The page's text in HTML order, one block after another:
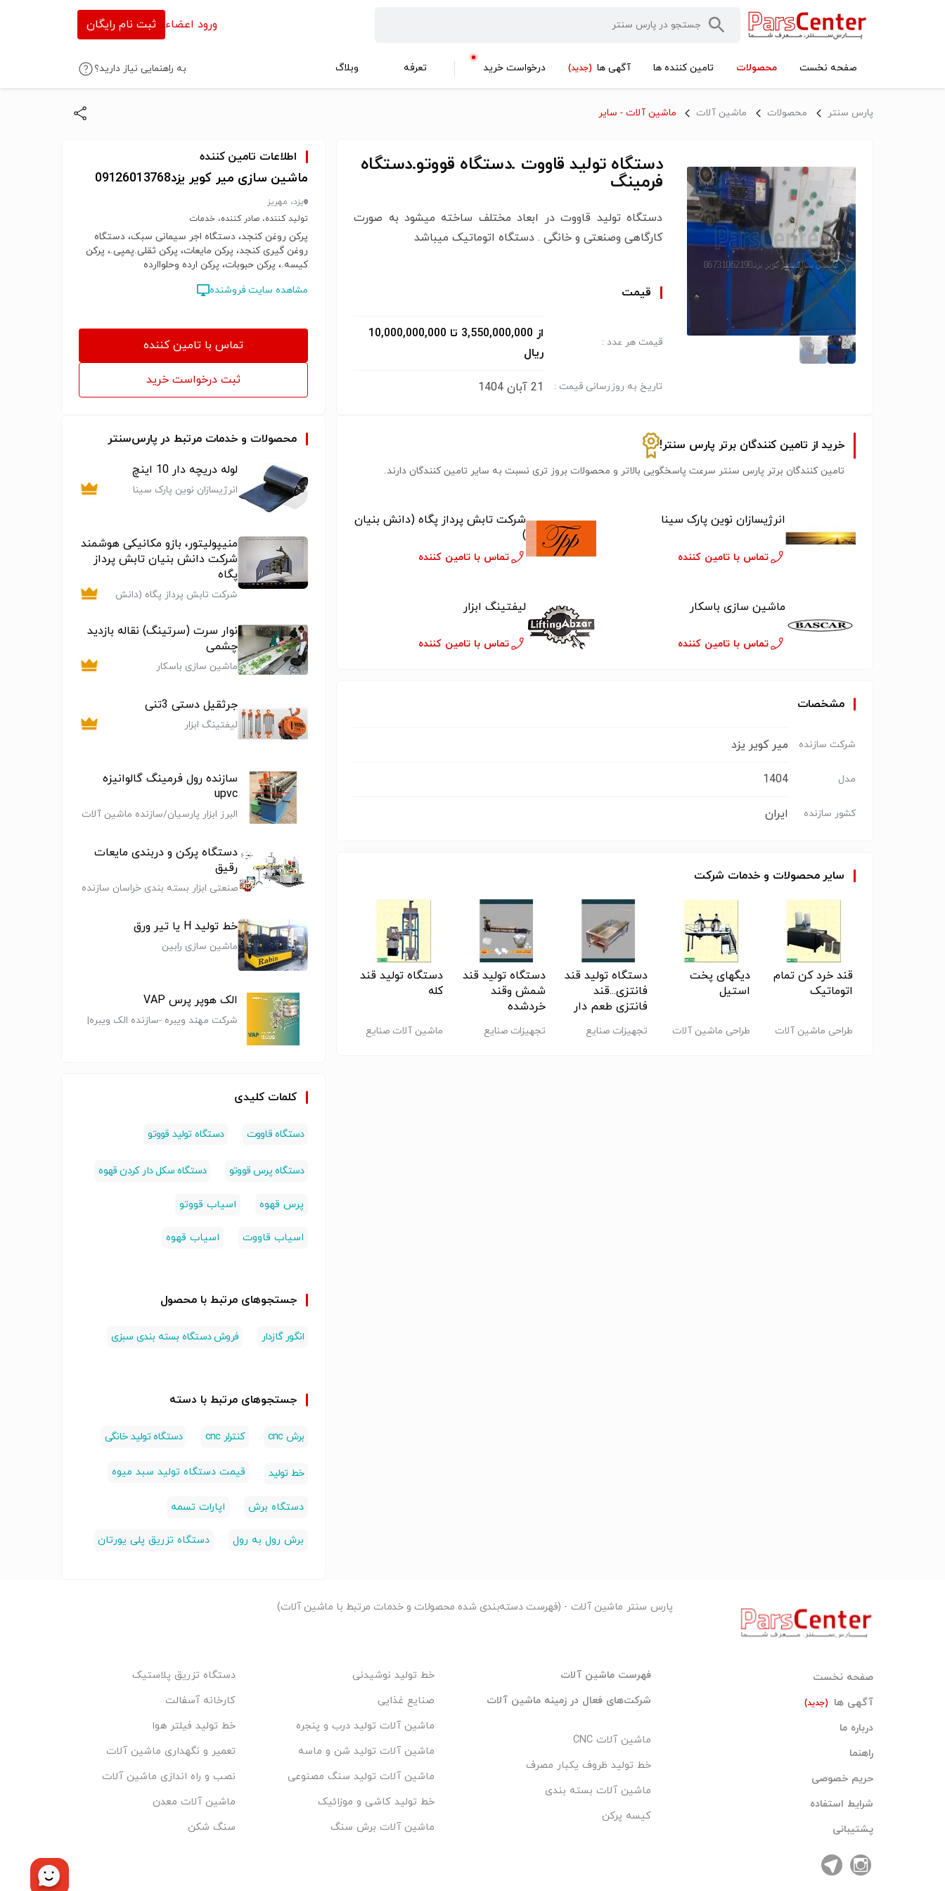
ورود اعضاء ثبت نام رایگان
صفحه نخست محصولات تامین کننده ها آگهی ها (جدید) درخواست خرید تعرفه وبلاگ به راهنمایی نیاز دارید؟
پارس سنتر محصولات ماشین آلات ماشین آلات - سایر
دستگاه تولید قاووت .دستگاه قووتو.دستگاه
فرمینگ
دستگاه تولید قاووت در ابعاد مختلف ساخته میشود به صورت
کارگاهی وصنعتی و خانگی . دستگاه اتوماتیک میباشد
قیمت
قیمت هر عدد :
از 3,550,000,000 تا 10,000,000,000
ریال
تاریخ به روزرسانی قیمت : 21 آبان 1404
اطلاعات تامین کننده
ماشین سازی میر کویر یزد09126013768
یزد، مهریز
تولید کننده، صادر کننده، خدمات
پرکن روغن کنجد، دستگاه اجر سیمانی سبک، دستگاه
روغن گیری کنجد، پرکن مایعات، پرکن ثقلی.پمپی.، پرکن
کیسه.، پرکن حبوبات، پرکن ارده وحلواارده
مشاهده سایت فروشنده
تماس با تامین کننده
ثبت درخواست خرید
خرید از تامین کنندگان برتر پارس سنتر!
تامین کنندگان برتر پارس سنتر سرعت پاسخگویی بالاتر و محصولات بروز تری نسبت به سایر تامین کنندگان دارند.
انرژیسازان نوین پارک سینا
تماس با تامین کننده
شرکت تابش پرداز پگاه (دانش بنیان
)
تماس با تامین کننده
ماشین سازی باسکار
تماس با تامین کننده
لیفتینگ ابزار
تماس با تامین کننده
مشخصات
شرکت سازنده میر کویر یزد
مدل 1404
کشور سازنده ایران
سایرمحصولات و خدمات شرکت
قند خرد کن تمام
اتوماتیک
طراحی ماشین آلات
دیگهای پخت
استیل
طراحی ماشین آلات
دستگاه تولید قند
فانتزی...قند
فانتزی طعم دار
تجهیزات صنایع
دستگاه تولید قند
شمش وقند
خردشده
تجهیزات صنایع
دستگاه تولید قند
کله
ماشین آلات صنایع
قند خرد کن تمام
اتوماتیک
طراحی ماشین آلات
استیل
محصولات و خدمات مرتبط در پارس‌سنتر
لوله دریچه دار 10 اینچ
انرژیسازان نوین پارک سینا
منیپولیتور، بازو مکانیکی هوشمند
شرکت دانش بنیان تابش پرداز
پگاه
شرکت تابش پرداز پگاه (دانش
نوار سرت (سرتینگ) نقاله بازدید
چشمی
ماشین سازی باسکار
جرثقیل دستی 3تنی
لیفتینگ ابزار
سازنده رول فرمینگ گالوانیزه
upvc
البرز ابزار پارسیان/سازنده ماشین آلات
دستگاه پرکن و دربندی مایعات
رقیق
صنعتی ابزار بسته بندی خراسان سازنده
خط تولید H یا تیر ورق
ماشین سازی رابین
الک هوپر پرس VAP
شرکت مهند ویبره -سازنده الک ویبره|
کلمات کلیدی
دستگاه قاووت دستگاه تولید قووتو
دستگاه پرس قووتو دستگاه سکل دار کردن قهوه
پرس قهوه اسیاب قووتو
اسیاب قاووت اسیاب قهوه
جستجوهای مرتبط با محصول
انگور گازدار فروش دستگاه بسته بندی سبزی
جستجوهای مرتبط با دسته
برش cnc کنترلر cnc دستگاه تولید خانگی
خط تولید قیمت دستگاه تولید سبد میوه
دستگاه برش اپارات تسمه
برش رول به رول دستگاه تزریق پلی یورتان
صفحه نخست
آگهی ها
(جدید)
درباره ما
راهنما
حریم خصوصی
شرایط استفاده
پشتیبانی
پارس سنتر ماشین آلات - (فهرست دسته‌بندی شده محصولات و خدمات مرتبط با ماشین آلات)
فهرست ماشین آلات
شرکت‌های فعال در زمینه ماشین آلات
ماشین آلات CNC
خط تولید ظروف یکبار مصرف
ماشین آلات بسته بندی
کیسه پرکن
خط تولید نوشیدنی
صنایع غذایی
ماشین آلات تولید درب و پنجره
ماشین آلات تولید شن و ماسه
ماشین آلات تولید سنگ مصنوعی
خط تولید کاشی و موزائیک
ماشین آلات برش سنگ
دستگاه تزریق پلاستیک
کارخانه آسفالت
خط تولید فیلتر هوا
تعمیر و نگهداری ماشین آلات
نصب و راه اندازی ماشین آلات
ماشین آلات معدن
سنگ شکن